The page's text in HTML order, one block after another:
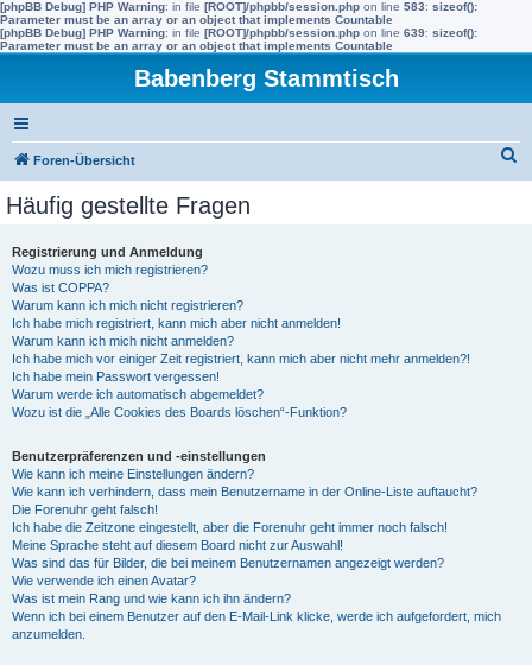
[phpBB Debug] PHP Warning: in file [ROOT]/phpbb/session.php on line 583: sizeof():
Parameter must be an array or an object that implements Countable
[phpBB Debug] PHP Warning: in file [ROOT]/phpbb/session.php on line 639: sizeof():
Parameter must be an array or an object that implements Countable
Babenberg Stammtisch
Foren-Übersicht
Häufig gestellte Fragen
Registrierung und Anmeldung
Wozu muss ich mich registrieren?
Was ist COPPA?
Warum kann ich mich nicht registrieren?
Ich habe mich registriert, kann mich aber nicht anmelden!
Warum kann ich mich nicht anmelden?
Ich habe mich vor einiger Zeit registriert, kann mich aber nicht mehr anmelden?!
Ich habe mein Passwort vergessen!
Warum werde ich automatisch abgemeldet?
Wozu ist die „Alle Cookies des Boards löschen“-Funktion?
Benutzerpräferenzen und -einstellungen
Wie kann ich meine Einstellungen ändern?
Wie kann ich verhindern, dass mein Benutzername in der Online-Liste auftaucht?
Die Forenuhr geht falsch!
Ich habe die Zeitzone eingestellt, aber die Forenuhr geht immer noch falsch!
Meine Sprache steht auf diesem Board nicht zur Auswahl!
Was sind das für Bilder, die bei meinem Benutzernamen angezeigt werden?
Wie verwende ich einen Avatar?
Was ist mein Rang und wie kann ich ihn ändern?
Wenn ich bei einem Benutzer auf den E-Mail-Link klicke, werde ich aufgefordert, mich
anzumelden.